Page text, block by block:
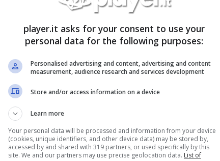
player.it asks for your consent to use your
personal data for the following purposes:
Personalised advertising and content, advertising and content
measurement, audience research and services development
Store and/or access information on a device
Learn more
Your personal data will be processed and information from your device
(cookies, unique identifiers, and other device data) may be stored by,
accessed by and shared with 319 partners, or used specifically by this
site. We and our partners may use precise geolocation data. List of